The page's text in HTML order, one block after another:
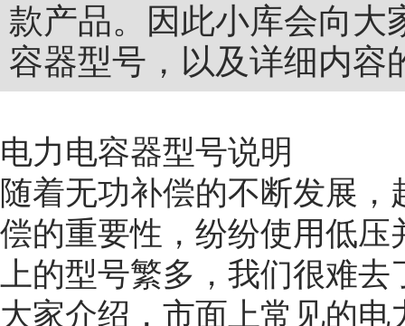
款产品。因此小库会向大
容器型号，以及详细内容
电力电容器型号说明
随着无功补偿的不断发展
偿的重要性，纷纷使用低
上的型号繁多，我们很难
大家介绍，市面上常见的